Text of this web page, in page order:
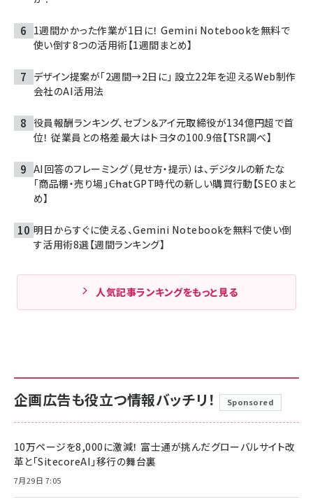
1週間かかった作業が1日に！ Gemini Notebookを無料で
使い倒す8つの活用術【1週間まとめ】
デザイン提案が「2週間→2日に」 設立22年を迎えるWeb制作
会社のAI活用法
役員報酬ランキング、セブン＆アイ元取締役が134億円超で首
位！ 従業員との格差最大はトヨタの100.9倍【TSR調べ】
AI回答のフレーミング（見せ方・提示）は、デジタルの新たな
「商品棚・売り場」――ChatGPT時代の新しい購買行動【SEOまと
め】
明日からすぐに使える、Gemini Notebookを無料で使い倒
す活用術8選【週間ランキング】
人気記事ランキングをもっと見る
企画広告も役立つ情報バッチリ！ Sponsored
10万ページを8,000に激減！ 富士通が挑んだグローバルサイト改
革と「SitecoreAI」移行の舞台裏
7月29日 7:05